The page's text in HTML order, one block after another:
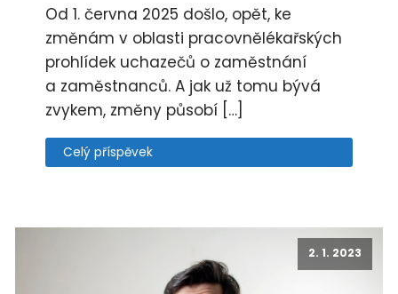
Od 1. června 2025 došlo, opět, ke
změnám v oblasti pracovnělékařských
prohlídek uchazečů o zaměstnání
a zaměstnanců. A jak už tomu bývá
zvykem, změny působí […]
Celý příspěvek
2. 1. 2023